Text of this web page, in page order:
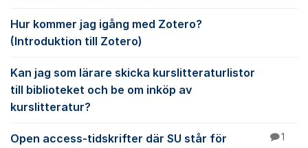
Hur kommer jag igång med Zotero?
(Introduktion till Zotero)
Kan jag som lärare skicka kurslitteraturlistor
till biblioteket och be om inköp av
kurslitteratur?
Open access-tidskrifter där SU står för
1